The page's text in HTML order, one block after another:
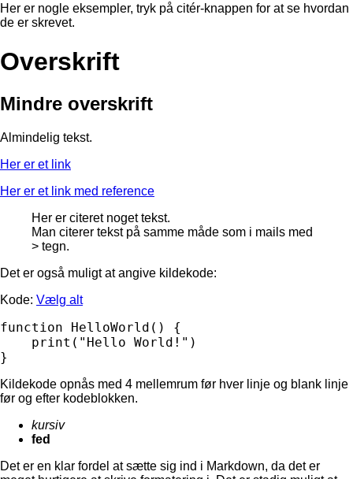
Her er nogle eksempler, tryk på citér-knappen for at se hvordan
de er skrevet.
Overskrift
Mindre overskrift
Almindelig tekst.
Her er et link
Her er et link med reference
Her er citeret noget tekst.
Man citerer tekst på samme måde som i mails med
> tegn.
Det er også muligt at angive kildekode:
Kode: Vælg alt
function HelloWorld() {
    print("Hello World!")
}
Kildekode opnås med 4 mellemrum før hver linje og blank linje
før og efter kodeblokken.
kursiv
fed
Det er en klar fordel at sætte sig ind i Markdown, da det er